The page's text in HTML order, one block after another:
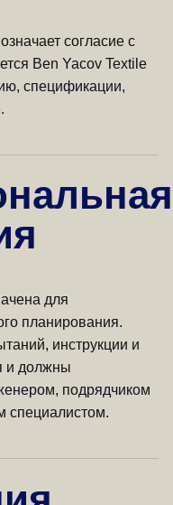
согласие с
Ben Yacov Textile
спецификации,
для
планирования.
инструкции и
и должны
подрядчиком
специалистом.